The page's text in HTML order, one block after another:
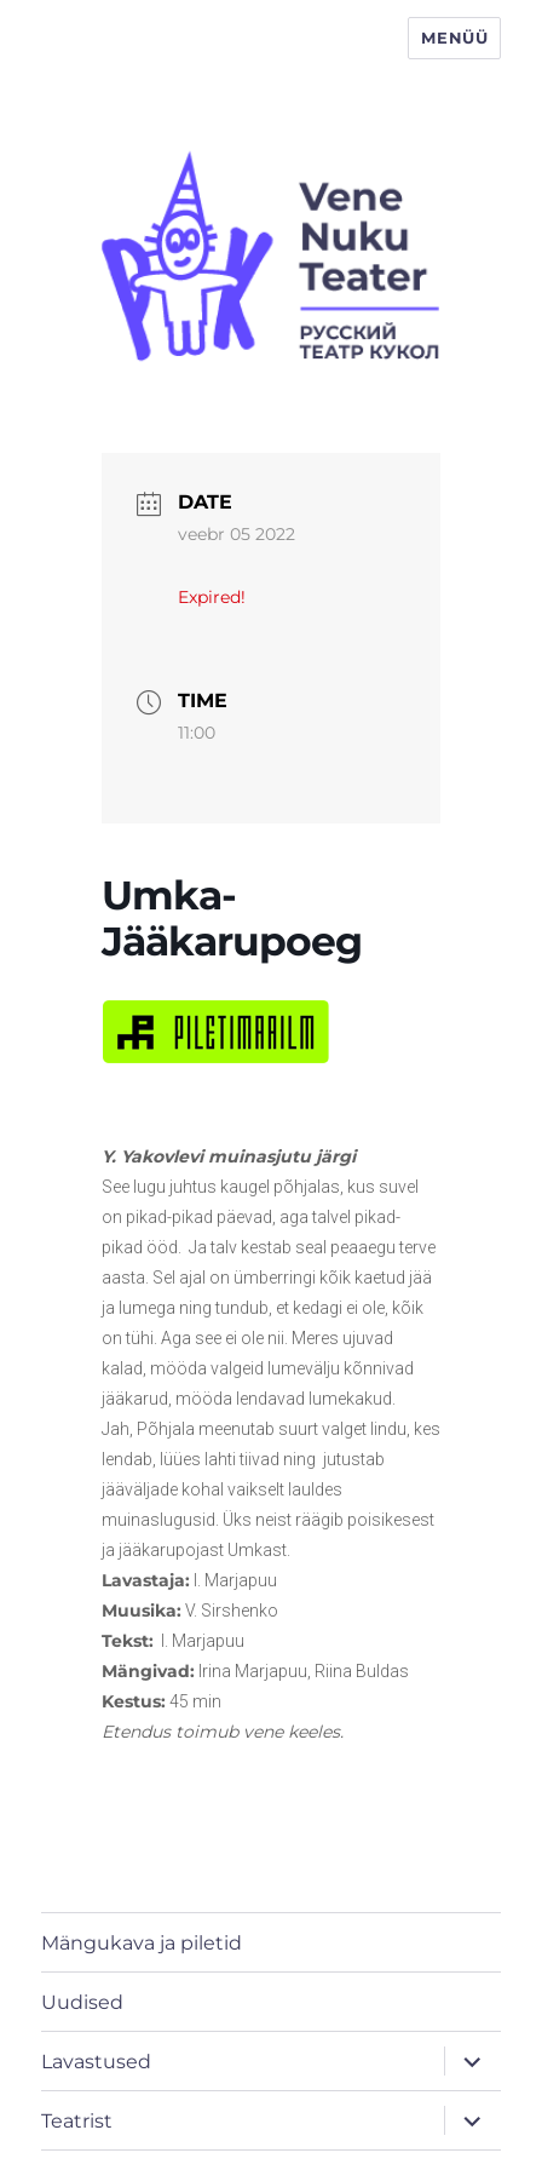
MENÜÜ
DATE
veebr 05 2022
Expired!
TIME
11:00
Umka-
Jääkarupoeg
Y. Yakovlevi muinasjutu järgi
See lugu juhtus kaugel põhjalas, kus suvel
on pikad-pikad päevad, aga talvel pikad-
pikad ööd. Ja talv kestab seal peaaegu terve
aasta. Sel ajal on ümberringi kõik kaetud jää
ja lumega ning tundub, et kedagi ei ole, kõik
on tühi. Aga see ei ole nii. Meres ujuvad
kalad, mööda valgeid lumevälju kõnnivad
jääkarud, mööda lendavad lumekakud.
Jah, Põhjala meenutab suurt valget lindu, kes
lendab, lüües lahti tiivad ning jutustab
jääväljade kohal vaikselt lauldes
muinaslugusid. Üks neist räägib poisikesest
ja jääkarupojast Umkast.
Lavastaja: I. Marjapuu
Muusika: V. Sirshenko
Tekst: I. Marjapuu
Mängivad: Irina Marjapuu, Riina Buldas
Kestus: 45 min
Etendus toimub vene keeles.
Mängukava ja piletid
Uudised
Lavastused
laienda
Teatrist
laienda